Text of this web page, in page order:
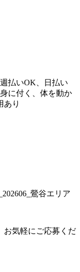
払いOK、日払い
に付く、体を動か
あり
鶯谷エリア
お気軽にご応募くだ